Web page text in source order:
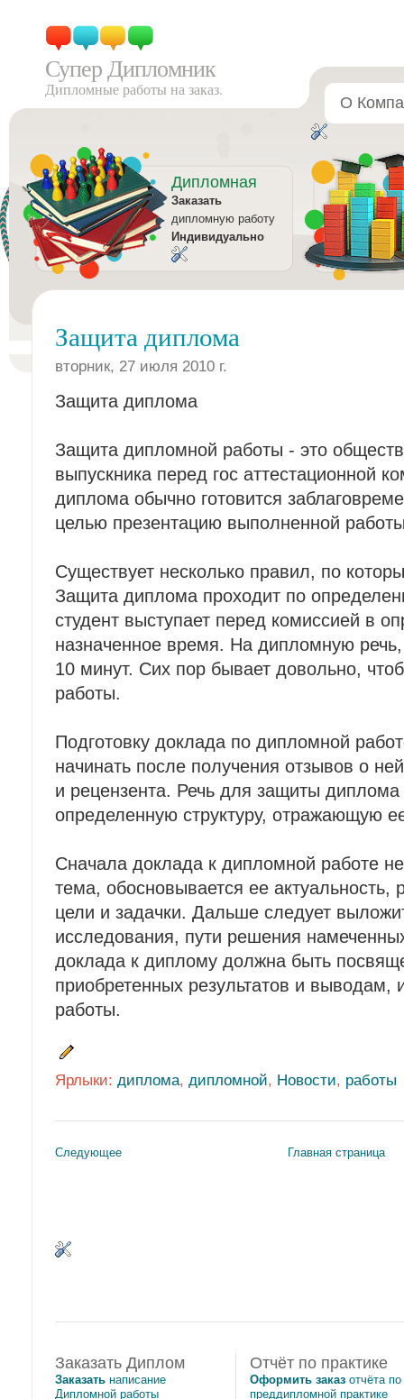
Супер Дипломник
Дипломные работы на заказ.
О
Дипломная
Заказать
дипломную работу
Индивидуально
Защита диплома
вторник, 27 июля 2010 г.
Защита диплома
Защита дипломной работы - это
выпускника перед гос аттестационной
диплома обычно готовится
целью презентацию выполненной
Существует несколько правил, по
Защита диплома проходит по
студент выступает перед комиссией в
назначенное время. На дипломную
10 минут. Сих пор бывает довольно,
работы.
Подготовку доклада по дипломной
начинать после получения отзывов о
и рецензента. Речь для защиты диплома
определенную структуру, отражающую
Сначала доклада к дипломной работе
тема, обосновывается ее актуальность,
цели и задачки. Дальше следует
исследования, пути решения
доклада к диплому должна быть
приобретенных результатов и выводам,
работы.
Ярлыки: диплома, дипломной, Новости, работы
Следующее Главная страница
Заказать Диплом
Заказать написание
Дипломной работы
Отчёт по практике
Оформить заказ отчёта по
преддипломной практике